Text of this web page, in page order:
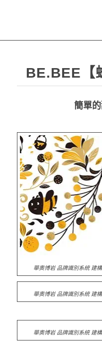
BE.BEE【
簡單
華奧博岩 品牌識別系統 建
華奧博岩 品牌識別系統 建
華奧博岩 品牌識別系統 建